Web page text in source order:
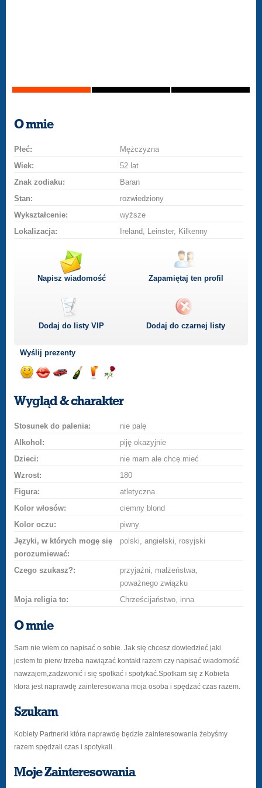
O mnie
Płeć:
Mężczyzna
Wiek:
52 lat
Znak zodiaku:
Baran
Stan:
rozwiedziony
Wykształcenie:
wyższe
Lokalizacja:
Ireland, Leinster, Kilkenny
Napisz wiadomość Zapamiętaj ten profil
Dodaj do listyVIP Dodaj do czarnej listy
Wyślij prezenty
uśmiech
buziakasamochodem
szampana
drinka
różę
Wygląd & charakter
Stosunek do palenia:
nie palę
Alkohol:
piję okazyjnie
Dzieci:
nie mam ale chcę mieć
Wzrost:
180
Figura:
atletyczna
Kolor włosów:
ciemny blond
Kolor oczu:
piwny
Języki, w których mogę się
porozumiewać:
polski, angielski, rosyjski
Czego szukasz?:
przyjaźni, małżeństwa,
poważnego związku
Moja religia to:
Chrześcijaństwo, inna
O mnie
Sam nie wiem co napisać o sobie. Jak się chcesz dowiedzieć jaki
jestem to pierw trzeba nawiązać kontakt razem czy napisać wiadomość
nawzajem,zadzwonić i się spotkać i spotykać.Spotkam się z Kobieta
ktora jest naprawdę zainteresowana moja osoba i spędzać czas razem.
Szukam
Kobiety Partnerki która naprawdę będzie zainteresowania żebyśmy
razem spędzali czas i spotykali.
Moje Zainteresowania